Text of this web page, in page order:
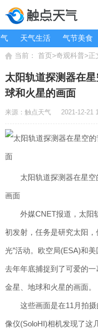
天气生活 气节美食
当前： 首页>奇观科普>正
太阳轨道探测器在
球和火星的画面
来源：触点天气 2021-12-21
太阳轨道探测器在星空
画面
外媒CNET报道，太阳轨
初发射，任务是研究太阳
光”活动。欧空局(ESA)和
去年年底捕捉到了可爱的
金星、地球和火星的画面。
这些画面是在11月拍摄
像仪(SoloHI)相机发现了这